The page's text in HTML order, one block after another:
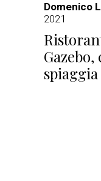
Domenico
2021